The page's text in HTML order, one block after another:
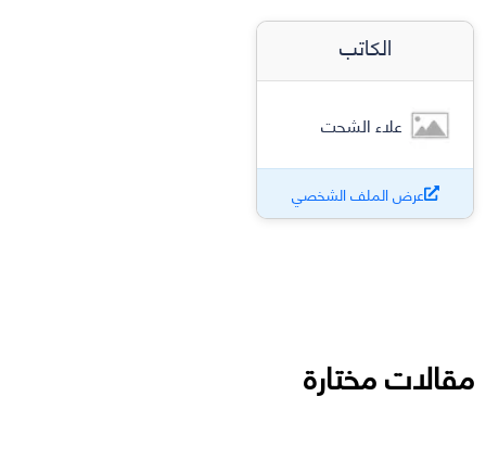
الكاتب
علاء الشحت
عرض الملف الشخصي
مقالات مختارة